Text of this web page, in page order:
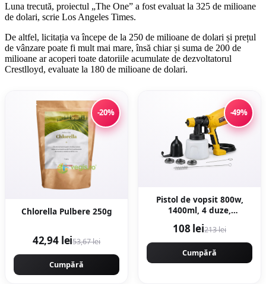
Luna trecută, proiectul „The One” a fost evaluat la 325 de milioane
de dolari, scrie Los Angeles Times.
De altfel, licitația va începe de la 250 de milioane de dolari și prețul
de vânzare poate fi mult mai mare, însă chiar și suma de 200 de
milioane ar acoperi toate datoriile acumulate de dezvoltatorul
Crestlloyd, evaluate la 180 de milioane de dolari.
-20%
Chlorella Pulbere 250g
42,94 lei53,67 lei
Cumpără
-49%
Pistol de vopsit 800w,
1400ml, 4 duze,
putere variabila
KRAFTNER KF-9174
108 lei213 lei
Cumpără